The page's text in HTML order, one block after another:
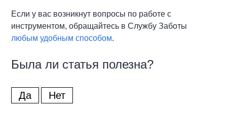
Если у вас возникнут вопросы по работе с
инструментом, обращайтесь в Службу Заботы
любым удобным способом.
Была ли статья полезна?
Да Нет